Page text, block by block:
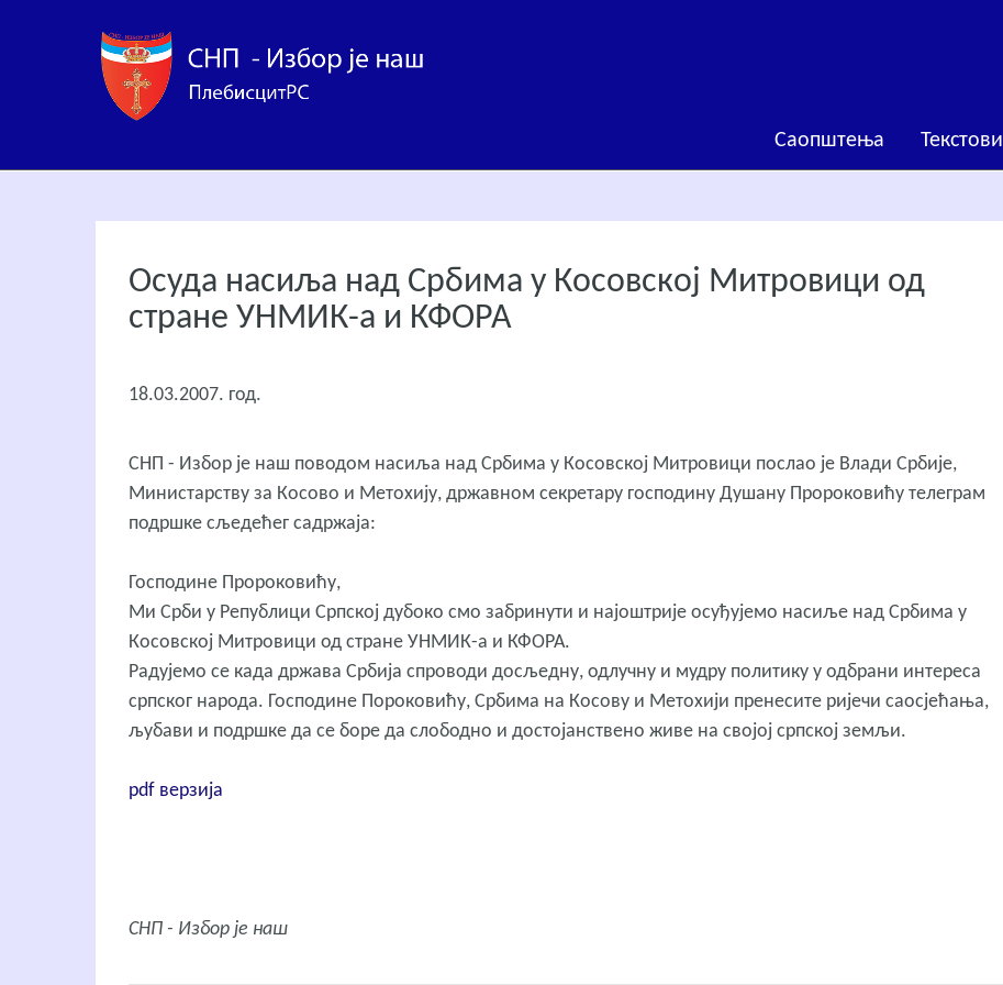
Саопштења Текстови
Осуда насиља над Србима у Косовској Митровици од
стране УНМИК-а и КФОРА
18.03.2007. год.
СНП - Избор је наш поводом насиља над Србима у Косовској Митровици послао је Влади Србије,
Министарству за Косово и Метохију, државном секретару господину Душану Пророковићу телеграм
подршке сљедећег садржаја:
Господине Пророковићу,
Ми Срби у Републици Српској дубоко смо забринути и најоштрије осуђујемо насиље над Србима у
Косовској Митровици од стране УНМИК-а и КФОРА.
Радујемо се када држава Србија спроводи досљедну, одлучну и мудру политику у одбрани интереса
српског народа. Господине Пороковићу, Србима на Косову и Метохији пренесите ријечи саосјећања,
љубави и подршке да се боре да слободно и достојанствено живе на својој српској земљи.
pdf верзија
СНП - Избор је наш